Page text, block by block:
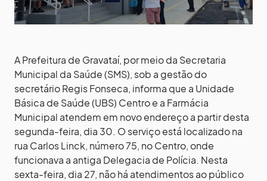
A Prefeitura de Gravataí, por meio da Secretaria
Municipal da Saúde (SMS), sob a gestão do
secretário Regis Fonseca, informa que a Unidade
Básica de Saúde (UBS) Centro e a Farmácia
Municipal atendem em novo endereço a partir desta
segunda-feira, dia 30. O serviço está localizado na
rua Carlos Linck, número 75, no Centro, onde
funcionava a antiga Delegacia de Polícia. Nesta
sexta-feira, dia 27, não há atendimentos ao público